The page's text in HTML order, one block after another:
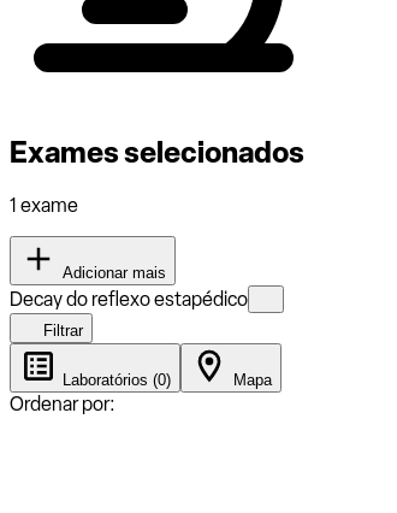
Exames selecionados
1 exame
Adicionar mais
Decay do reflexo estapédico
Filtrar
Laboratórios (0) Mapa
Ordenar por: